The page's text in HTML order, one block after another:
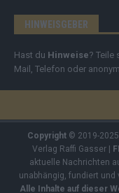
HINWEISGEBER
Hast du Hinweise? Teile
Mail, Telefon oder
Copyright© 2019-2025
Verlag Raffi Gasser |
aktuelle Nachrichten
unabhängig, fundiert und
Alle Inhalte auf dieser